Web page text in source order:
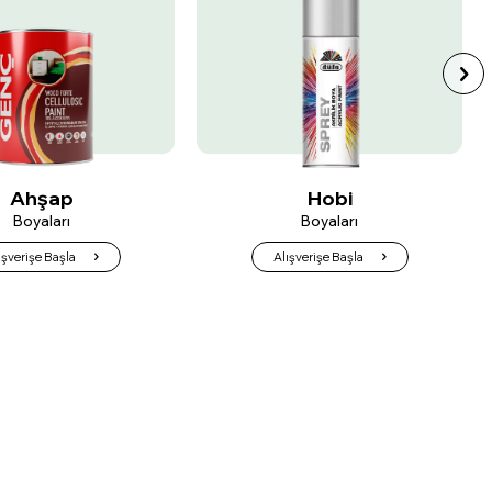
Hobi
Boyaları
Başla
Metal
Boyaları
Alışverişe Başla